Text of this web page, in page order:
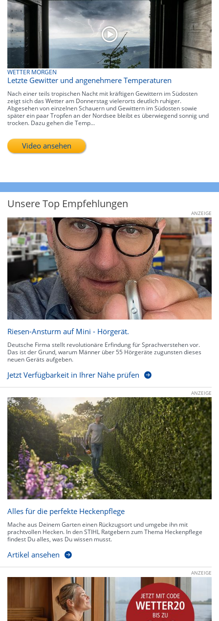
WETTER MORGEN
Letzte Gewitter und angenehmere Temperaturen
Nach einer teils tropischen Nacht mit kräftigen Gewittern im Südosten
zeigt sich das Wetter am Donnerstag vielerorts deutlich ruhiger.
Abgesehen von einzelnen Schauern und Gewittern im Südosten sowie
später ein paar Tropfen an der Nordsee bleibt es überwiegend sonnig und
trocken. Dazu gehen die Temp...
Video ansehen
Unsere Top Empfehlungen
ANZEIGE
Riesen-Ansturm auf Mini - Hörgerät.
Deutsche Firma stellt revolutionäre Erfindung für Sprachverstehen vor.
Das ist der Grund, warum Männer über 55 Hörgeräte zugunsten dieses
neuen Geräts aufgeben.
Jetzt Verfügbarkeit in Ihrer Nähe prüfen
ANZEIGE
Alles für die perfekte Heckenpflege
Mache aus Deinem Garten einen Rückzugsort und umgebe ihn mit
prachtvollen Hecken. In den STIHL Ratgebern zum Thema Heckenpflege
findest Du alles, was Du wissen musst.
Artikel ansehen
ANZEIGE